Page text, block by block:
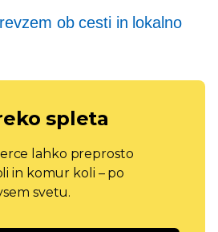
ob cesti in lokalno
spleta
lahko preprosto
in komur koli – po
svetu.